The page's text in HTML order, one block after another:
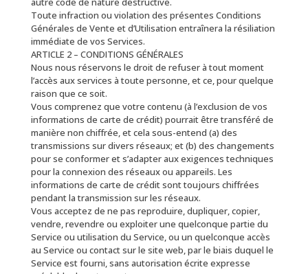
Toute infraction ou violation des présentes Conditions
Générales de Vente et d’Utilisation entraînera la résiliation
immédiate de vos Services.
ARTICLE 2 – CONDITIONS GÉNÉRALES
Nous nous réservons le droit de refuser à tout moment
l’accès aux services à toute personne, et ce, pour quelque
raison que ce soit.
Vous comprenez que votre contenu (à l’exclusion de vos
informations de carte de crédit) pourrait être transféré de
manière non chiffrée, et cela sous-entend (a) des
transmissions sur divers réseaux; et (b) des changements
pour se conformer et s’adapter aux exigences techniques
pour la connexion des réseaux ou appareils. Les
informations de carte de crédit sont toujours chiffrées
pendant la transmission sur les réseaux.
Vous acceptez de ne pas reproduire, dupliquer, copier,
vendre, revendre ou exploiter une quelconque partie du
Service ou utilisation du Service, ou un quelconque accès
au Service ou contact sur le site web, par le biais duquel le
Service est fourni, sans autorisation écrite expresse